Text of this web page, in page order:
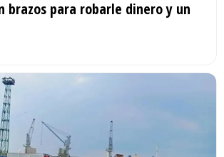
brazos para robarle dinero y un